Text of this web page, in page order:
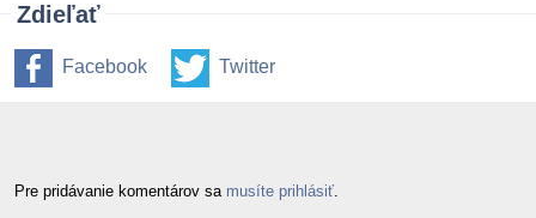
Zdieľať
Facebook Twitter
Pre pridávanie komentárov sa musíte prihlásiť